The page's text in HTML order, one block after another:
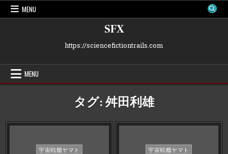
Skip
MENU
SFX
https://sciencefictiontrails.com
MENU
タグ:舛田利雄
Posted
宇宙戦艦ヤマト
Posted
宇宙戦艦ヤマト